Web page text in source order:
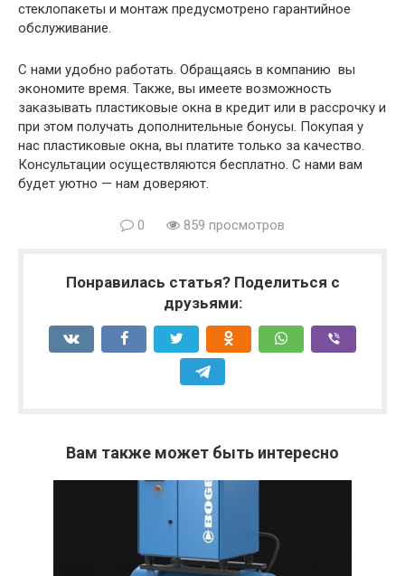
стеклопакеты и монтаж предусмотрено гарантийное
обслуживание.
С нами удобно работать. Обращаясь в компанию вы
экономите время. Также, вы имеете возможность
заказывать пластиковые окна в кредит или в рассрочку и
при этом получать дополнительные бонусы. Покупая у
нас пластиковые окна, вы платите только за качество.
Консультации осуществляются бесплатно. С нами вам
будет уютно — нам доверяют.
0 859 просмотров
Понравилась статья? Поделиться с
друзьями:
Вам также может быть интересно